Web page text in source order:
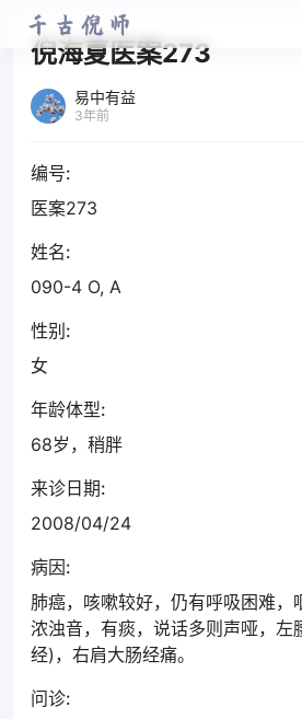
倪海夏医案273
易中有益
3年前
编号:
医案273
姓名:
090-4 O, A
性别:
女
年龄体型:
68岁，稍胖
来诊日期:
2008/04/24
病因:
肺癌，咳嗽较好，仍有呼吸困难，
浓浊音，有痰，说话多则声哑，左
经)，右肩大肠经痛。
问诊: